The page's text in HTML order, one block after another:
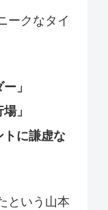
ークなタイ
」
」
トに謙虚な
という山本